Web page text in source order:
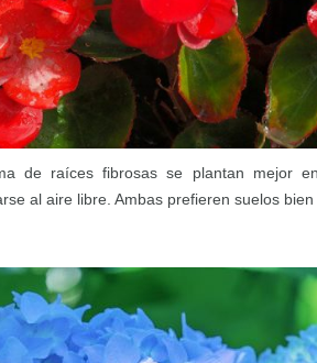
de raíces fibrosas se plantan mejor
al aire libre. Ambas prefieren suelos